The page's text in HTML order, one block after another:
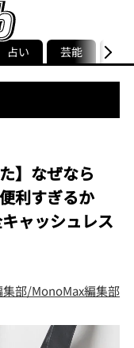
最新号
記事一覧ランキング
ストリ
占い 芸能 グル
】なぜなら
利すぎるか
ャッシュレス
部/MonoMax編集部